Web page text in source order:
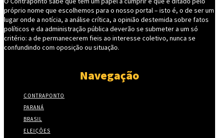
próprio nome que escolhemos para o nosso portal – isto é, o de ser um
lugar onde a notícia, a análise crítica, a opinião destemida sobre fatos
políticos e da administração pública deverão se submeter a um só
critério: a de permanecerem fieis ao interesse coletivo, nunca se
confundindo com oposição ou situação.
Navegação
CONTRAPONTO
PARANÁ
BRASIL
ELEIÇÕES